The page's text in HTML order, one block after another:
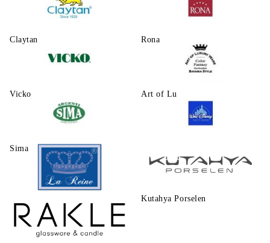
Claytаn Rona
Vicko Art of Luxury Ware
Sima
La Reine Kutahya Porselen